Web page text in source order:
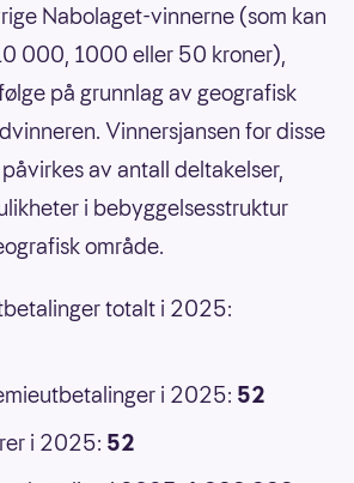
Nabolaget-vinnerne (som kan
000, 1000 eller 50 kroner),
på grunnlag av geografisk
Vinnersjansen for disse
av antall deltakelser,
i bebyggelsesstruktur
område.
totalt i 2025:
i 2025: 52
i 2025: 52